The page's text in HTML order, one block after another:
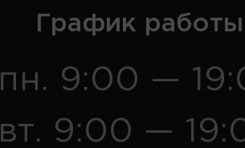
График
пн. 9:00 —
вт. 9:00 —